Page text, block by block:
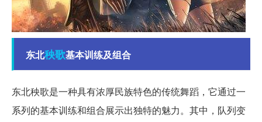
东北秧歌基本训练及组合
东北秧歌是一种具有浓厚民族特色的传统舞蹈，它通过一
系列的基本训练和组合展示出独特的魅力。其中，队列变